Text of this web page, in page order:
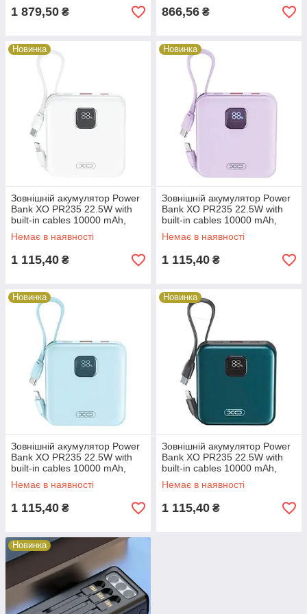
1 879,50 ₴ 866,56 ₴
Новинка
Зовнішній акумулятор Power
Bank XO PR235 22.5W with
built-in cables 10000 mAh,
білий 28325
Немає в наявності
1 115,40 ₴
Новинка
Зовнішній акумулятор Power
Bank XO PR235 22.5W with
built-in cables 10000 mAh,
фiолетовий 28325
Немає в наявності
1 115,40 ₴
Новинка
Зовнішній акумулятор Power
Bank XO PR235 22.5W with
built-in cables 10000 mAh,
блакитний 28325
Немає в наявності
1 115,40 ₴
Новинка
Зовнішній акумулятор Power
Bank XO PR235 22.5W with
built-in cables 10000 mAh,
сіро-блакитний 28325
Немає в наявності
1 115,40 ₴
Новинка